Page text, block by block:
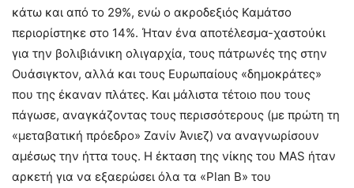
κάτω και από το 29%, ενώ ο ακροδεξιός Καμάτσο
περιορίστηκε στο 14%. Ήταν ένα αποτέλεσμα-χαστούκι
για την βολιβιάνικη ολιγαρχία, τους πάτρωνές της στην
Ουάσιγκτον, αλλά και τους Ευρωπαίους «δημοκράτες»
που της έκαναν πλάτες. Και μάλιστα τέτοιο που τους
πάγωσε, αναγκάζοντας τους περισσότερους (με πρώτη τη
«μεταβατική πρόεδρο» Ζανίν Άνιεζ) να αναγνωρίσουν
αμέσως την ήττα τους. Η έκταση της νίκης του MAS ήταν
αρκετή για να εξαερώσει όλα τα «Plan B» του